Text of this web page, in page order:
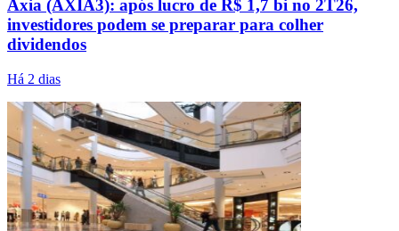
Axia (AXIA3): após lucro de R$ 1,7 bi no 2T26,
investidores podem se preparar para colher
dividendos
Há 2 dias